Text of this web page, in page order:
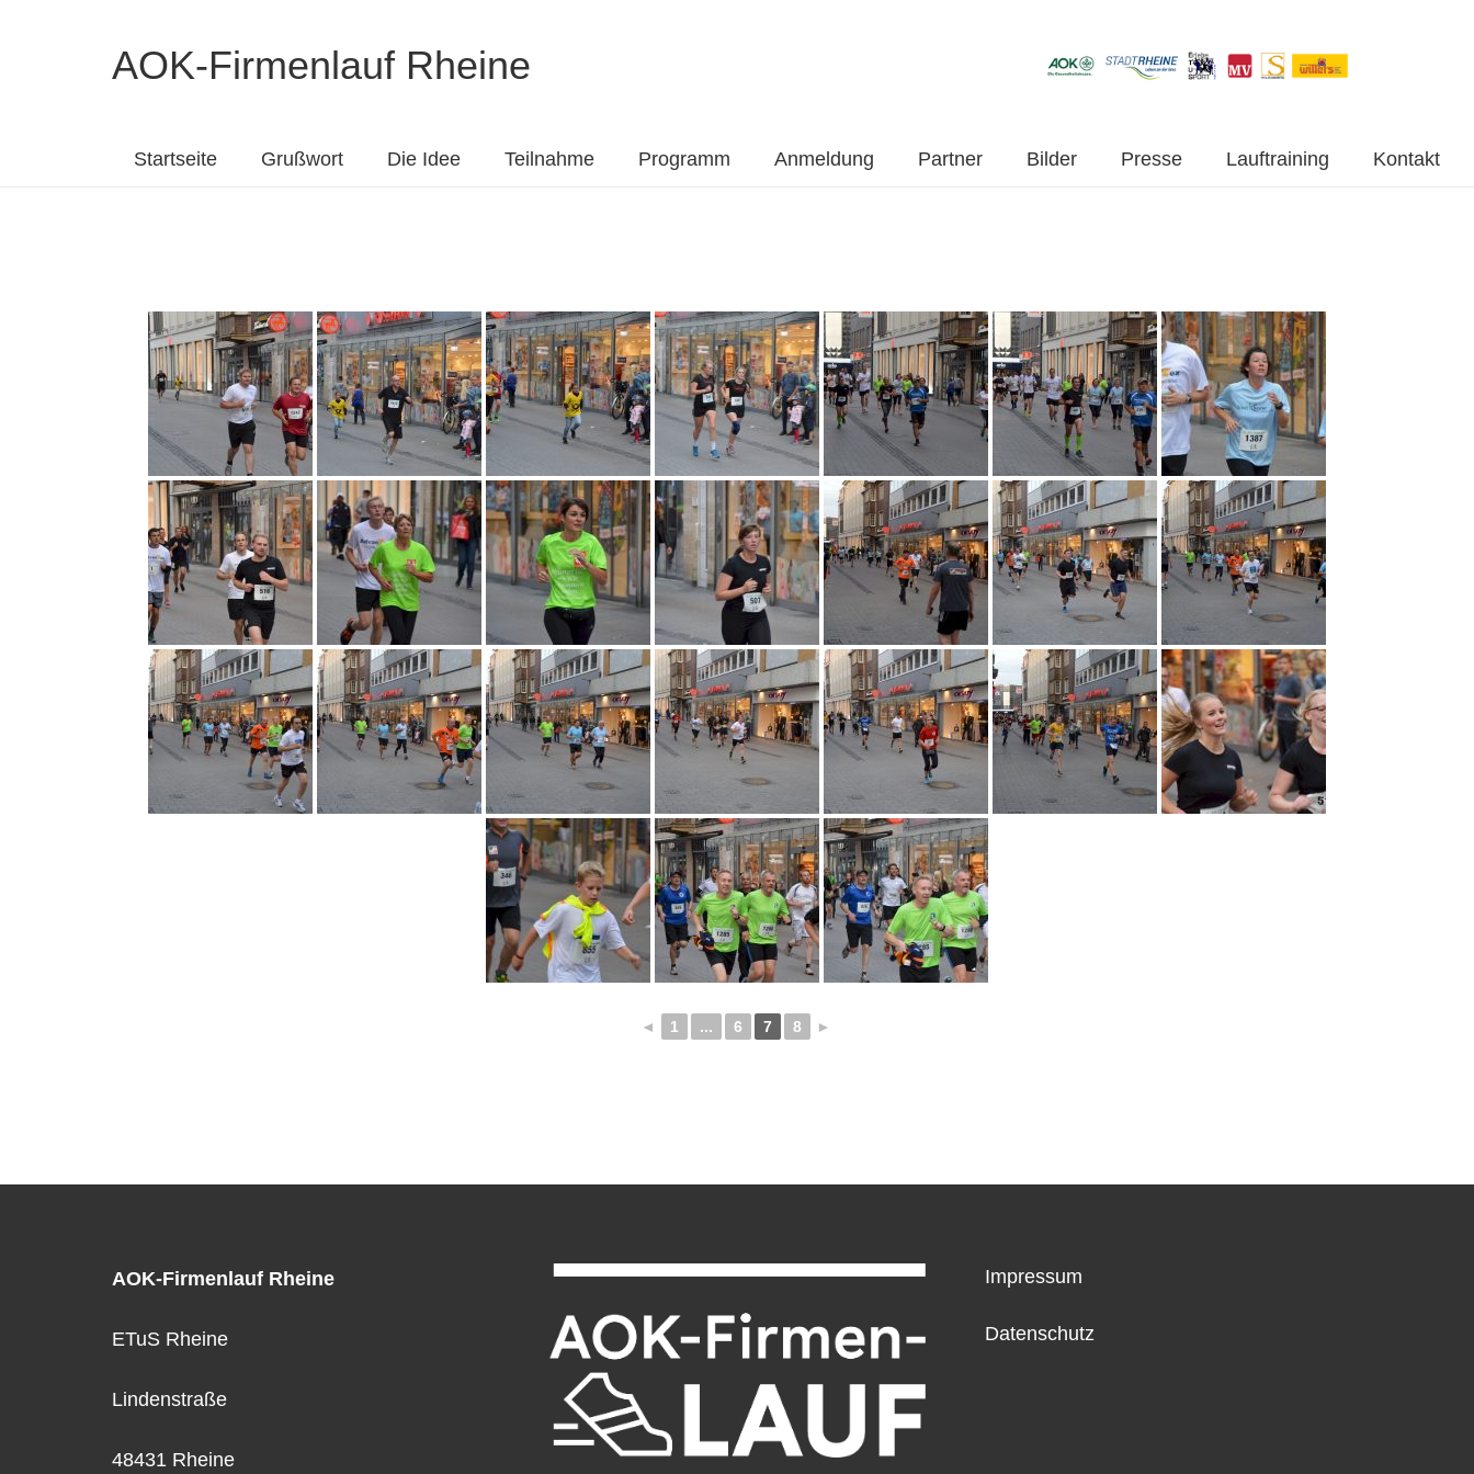
AOK-Firmenlauf Rheine
Startseite Grußwort Die Idee Teilnahme Programm Anmeldung Partner Bilder Presse Lauftraining Kontakt
◄ 1 ... 6 7 8 ►
AOK-Firmenlauf Rheine
ETuS Rheine
Lindenstraße
48431 Rheine
Impressum
Datenschutz